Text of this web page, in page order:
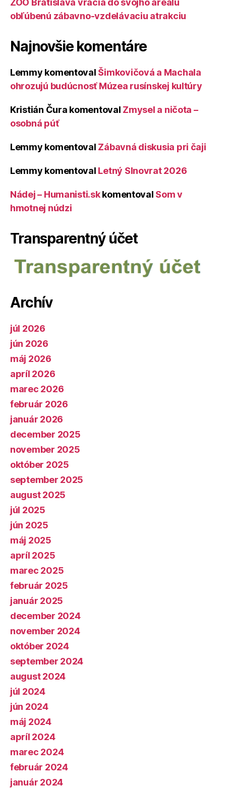
ZOO Bratislava vracia do svojho areálu
obľúbenú zábavno-vzdelávaciu atrakciu
Najnovšie komentáre
Lemmy komentoval Šimkovičová a Machala
ohrozujú budúcnosť Múzea rusínskej kultúry
Kristián Čura komentoval Zmysel a ničota –
osobná púť
Lemmy komentoval Zábavná diskusia pri čaji
Lemmy komentoval Letný Slnovrat 2026
Nádej – Humanisti.skkomentoval Som v
hmotnej núdzi
Transparentný účet
Archív
júl 2026
jún 2026
máj 2026
apríl 2026
marec 2026
február 2026
január 2026
december 2025
november 2025
október 2025
september 2025
august 2025
júl 2025
jún 2025
máj 2025
apríl 2025
marec 2025
február 2025
január 2025
december 2024
november 2024
október 2024
september 2024
august 2024
júl 2024
jún 2024
máj 2024
apríl 2024
marec 2024
február 2024
január 2024